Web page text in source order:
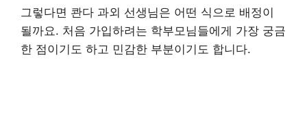
그렇다면 콴다 과외 선생님은 어떤 식으로 배정이
될까요. 처음 가입하려는 학부모님들에게 가장 궁금
한 점이기도 하고 민감한 부분이기도 합니다.